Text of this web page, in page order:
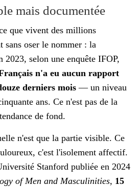
mais documentée
que vivent des millions
sans oser le nommer : la
2023, selon une enquête IFOP,
n'a eu aucun rapport
derniers mois — un niveau
ans. Ce n'est pas de la
de fond.
n'est que la partie visible. Ce
c'est l'isolement affectif.
Stanford publiée en 2024
of Men and Masculinities, 15